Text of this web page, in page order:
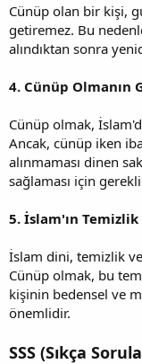
Cünüp olan bir kişi,
getiremez. Bu
alındıktan sonra
4. Cünüp Olmanın
Cünüp olmak,
Ancak, cünüp iken
alınmaması dinen
sağlaması için
5. İslam'ın
İslam dini, temizlik
Cünüp olmak, bu
kişinin bedensel ve
önemlidir.
SSS (Sıkça